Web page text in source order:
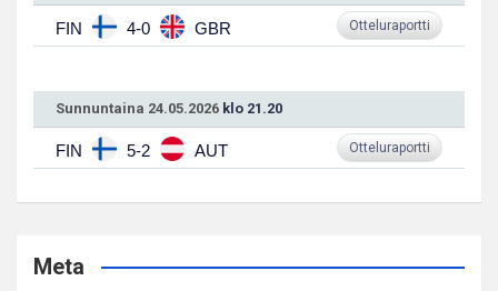
FIN 4-0 GBR Otteluraportti
Sunnuntaina 24.05.2026 klo 21.20
FIN 5-2 AUT Otteluraportti
Meta